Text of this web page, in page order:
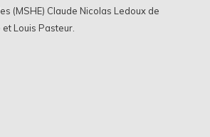
(MSHE) Claude Nicolas Ledoux de
Louis Pasteur.